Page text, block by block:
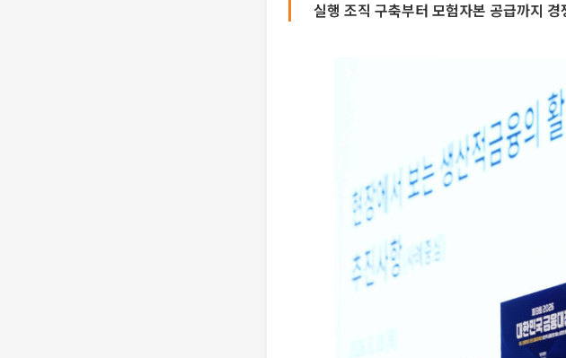
실행 조직 구축부터 모험자본 공급까지 경